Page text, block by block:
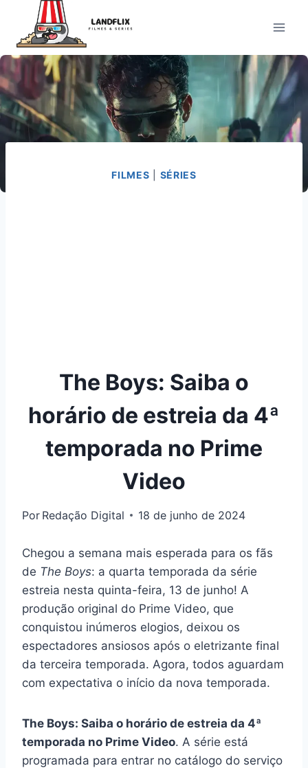
Conteúdo
FILMES SÉRIES
The Boys: Saiba o
horário de estreia da 4ª
temporada no Prime
Video
Por Redação Digital 18 de junho de 2024
Chegou a semana mais esperada para os fãs
de The Boys: a quarta temporada da série
estreia nesta quinta-feira, 13 de junho! A
produção original do Prime Video, que
conquistou inúmeros elogios, deixou os
espectadores ansiosos após o eletrizante final
da terceira temporada. Agora, todos aguardam
com expectativa o início da nova temporada.
The Boys: Saiba o horário de estreia da 4ª
temporada no Prime Video. A série está
programada para entrar no catálogo do serviço